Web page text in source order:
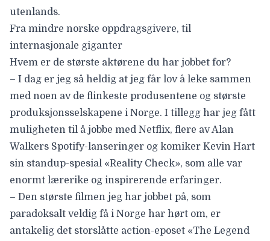
utenlands.
Fra mindre norske oppdragsgivere, til
internasjonale giganter
Hvem er de største aktørene du har jobbet for?
– I dag er jeg så heldig at jeg får lov å leke sammen
med noen av de flinkeste produsentene og største
produksjonsselskapene i Norge. I tillegg har jeg fått
muligheten til å jobbe med Netflix, flere av Alan
Walkers Spotify-lanseringer og komiker Kevin Hart
sin standup-spesial «Reality Check», som alle var
enormt lærerike og inspirerende erfaringer.
– Den største filmen jeg har jobbet på, som
paradoksalt veldig få i Norge har hørt om, er
antakelig det storslåtte action-eposet «The Legend